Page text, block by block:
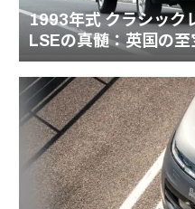
1993年式 クラシック
LSEの真髄：英国の